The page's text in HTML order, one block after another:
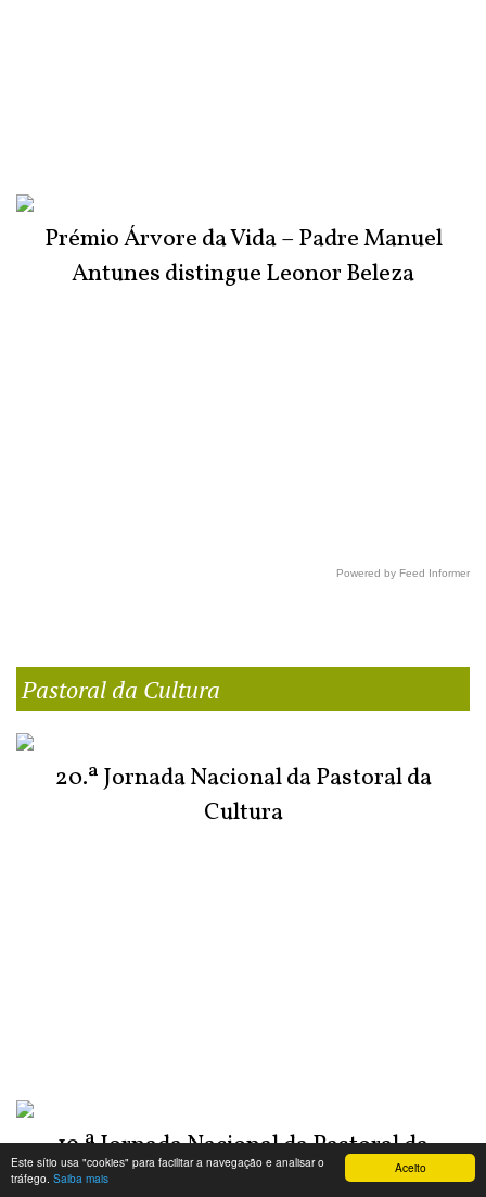
Aceito
Este sítio usa "cookies" para facilitar a navegação e analisar o
tráfego. Saiba mais
Prémio Árvore da Vida – Padre Manuel
Antunes distingue Leonor Beleza
Powered by Feed Informer
Pastoral da Cultura
20.ª Jornada Nacional da Pastoral da
Cultura
19.ª Jornada Nacional da Pastoral da
Cultura: Para além do algoritmo